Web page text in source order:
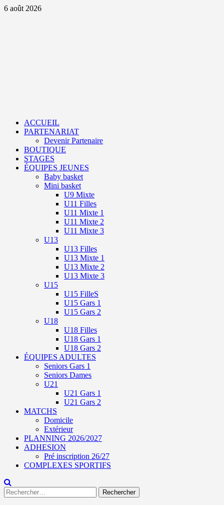
Aller
6 août 2026
ACCUEIL
PARTENARIAT
Devenir Partenaire
BOUTIQUE
STAGES
ÉQUIPES JEUNES
Baby basket
Mini basket
U9 Mixte
U11 Filles
U11 Mixte 1
U11 Mixte 2
U11 Mixte 3
U13
U13 Filles
U13 Mixte 1
U13 Mixte 2
U13 Mixte 3
U15
U15 FilleS
U15 Gars 1
U15 Gars 2
U18
U18 Filles
U18 Gars 1
U18 Gars 2
ÉQUIPES ADULTES
Seniors Gars 1
Seniors Dames
U21
U21 Gars 1
U21 Gars 2
MATCHS
Domicile
Extérieur
PLANNING 2026/2027
ADHESION
Pré inscription 26/27
COMPLEXES SPORTIFS
Rechercher :